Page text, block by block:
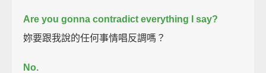
Are you gonna contradict everything I say?
妳要跟我說的任何事情唱反調嗎？
No.